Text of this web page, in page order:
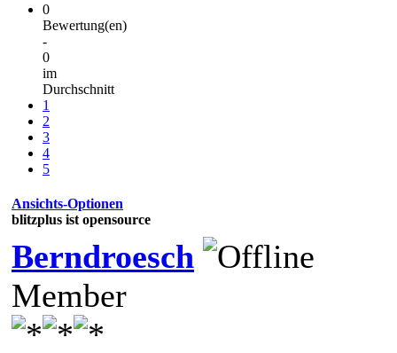
0
Bewertung(en)
-
0
im
Durchschnitt
1
2
3
4
5
Ansichts-Optionen
blitzplus ist opensource
Berndroesch
Member